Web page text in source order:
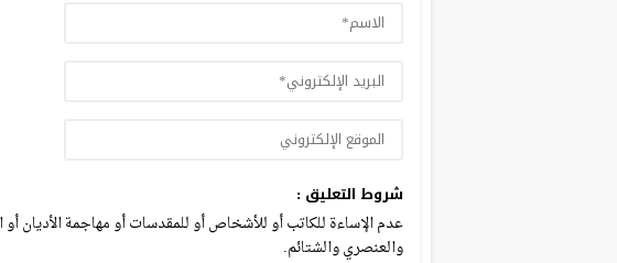
شروط التعليق :
عدم الإساءة للكاتب أو للأشخاص أو للمقدسات أو مهاجمة الأديان أو
والعنصري والشتائم.